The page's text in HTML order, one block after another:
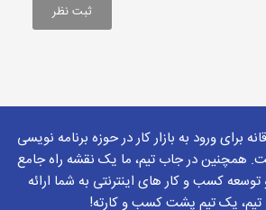
برای ورود به بازار کار در حوزه برنامه نویسی
همچنین در جاب تیم، ما یک نقشه راه جامع
کسب و کار های اینترنتی به شما ارائه
یک تیم پشت کسب و کارته!